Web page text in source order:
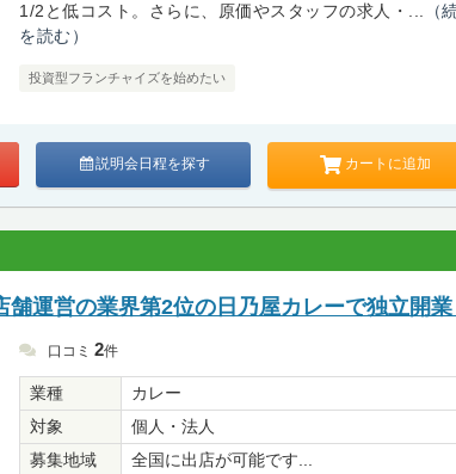
1/2と低コスト。さらに、原価やスタッフの求人・...
（
を読む）
投資型フランチャイズを始めたい
説明会日程を探す カートに追加
運営の業界第2位の日乃屋カレーで独立開業
口コミ 2件
業種
カレー
対象
個人・法人
募集地域
全国に出店が可能です...